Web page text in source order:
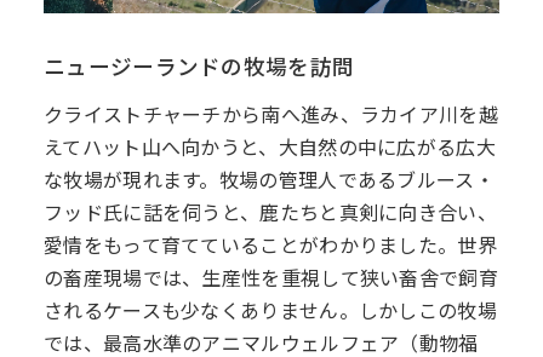
ニュージーランドの牧場を訪問
クライストチャーチから南へ進み、ラカイア川を越
えてハット山へ向かうと、大自然の中に広がる広大
な牧場が現れます。牧場の管理人であるブルース・
フッド氏に話を伺うと、鹿たちと真剣に向き合い、
愛情をもって育てていることがわかりました。世界
の畜産現場では、生産性を重視して狭い畜舎で飼育
されるケースも少なくありません。しかしこの牧場
では、最高水準のアニマルウェルフェア（動物福